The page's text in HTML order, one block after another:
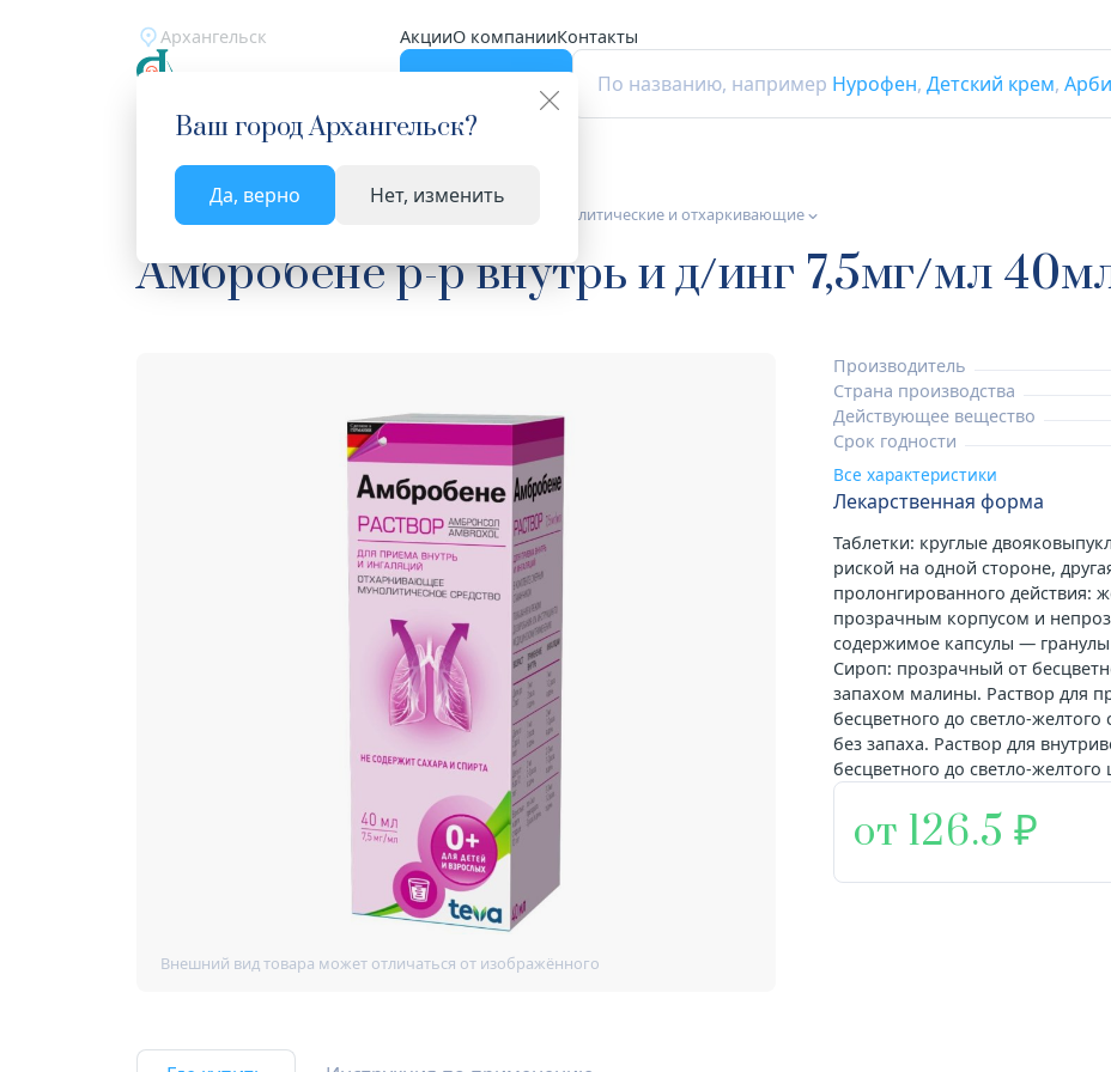
Архангельск АкцииО компанииКонтакты
По названию, например Нурофен, Детский крем,
Ваш городАрхангельск?
Да, верно Нет, изменить
Главная Каталог Лекарства и БАД Средства муколитические и отхаркивающие
Амбробене р-р внутрь и д/инг 7,5мг/мл
Производитель
Страна производства
Действующее вещество
Срок годности
Все характеристики
Лекарственная форма
Таблетки: круглые
риской на одной стороне,
пролонгированного действия:
прозрачным корпусом и
содержимое капсулы — гранулы
Сироп: прозрачный от
запахом малины. Раствор для
бесцветного до светло-
без запаха. Раствор для
бесцветного до светло-желтого
от 126.5